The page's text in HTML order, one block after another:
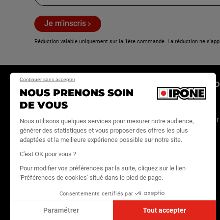
Continuer sans accepter
NOUS PRENONS SOIN
DE VOUS
Nous utilisons quelques services pour mesurer notre audience,
générer des statistiques et vous proposer des offres les plus
adaptées et la meilleure expérience possible sur notre site.
C'est OK pour vous ?
Pour modifier vos préférences par la suite, cliquez sur le lien
'Préférences de cookies' situé dans le pied de page.
Consentements certifiés par
Paramétrer Tout accepter
Je m'inscris
Réduction valable uniquement sur la 1ère commande. La réduction ne
E-SHOP
Huiles moteur
Maintenance
Entretien
Echanges &
Store locator
On recrute
ESPACE PRO
Devenir revendeur
IPONE
MediaHouse